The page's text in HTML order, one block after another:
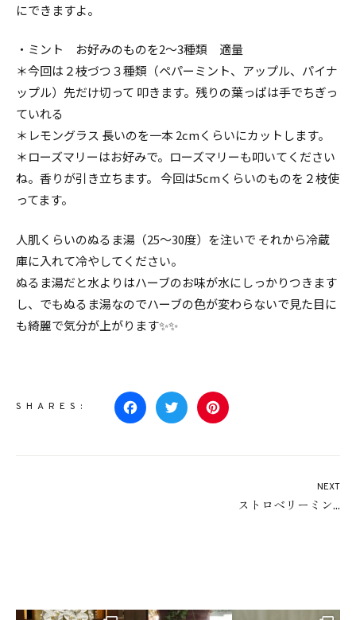
花通信
Beauty & Life
コラム
ハーブ＆グリーン
お買いもの
にできますよ。
・ミント お好みのものを2～3種類 適量
＊今回は２枝づつ３種類（ペパーミント、アップル、パイナ
ップル）先だけ切って 叩きます。残りの葉っぱは手でちぎっ
ていれる
＊レモングラス 長いのを一本 2cmくらいにカットします。
＊ローズマリーはお好みで。ローズマリーも叩いてください
ね。香りが引き立ちます。 今回は5cmくらいのものを２枝使
ってます。
人肌くらいのぬるま湯（25〜30度）を注いで それから冷蔵
庫に入れて冷やしてください。
ぬるま湯だと水よりはハーブのお味が水にしっかりつきます
し、でもぬるま湯なのでハーブの色が変わらないで見た目に
も綺麗で気分が上がります✨✨
SHARES:
NEXT
ストロベリーミン...